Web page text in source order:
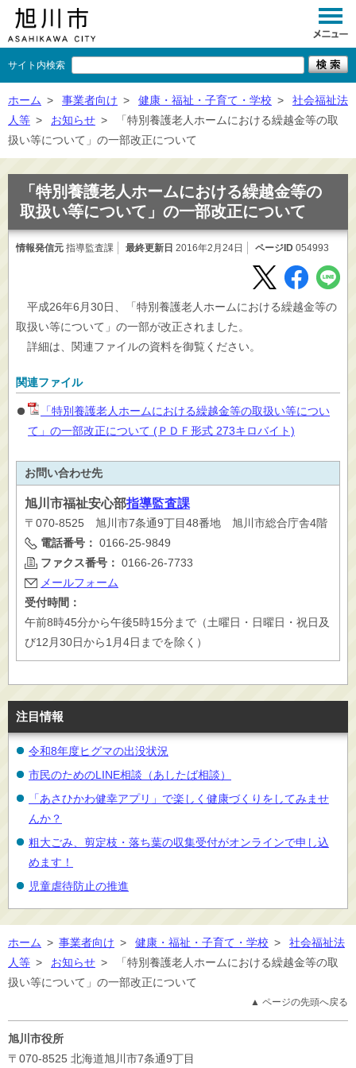
サイト内検索
くらし
事業者向け
施設一覧
ホーム > 事業者向け > 健康・福祉・子育て・学校 >
社会福祉法
人等 > お知らせ >
「特別養護老人ホームにおける繰越金等の取
扱い等について」の一部改正について
「特別養護老人ホームにおける繰越金等の
取扱い等について」の一部改正について
情報発信元 指導監査課 最終更新日 2016年2月24日 ページID 054993
平成26年6月30日、「特別養護老人ホームにおける繰越金等の
取扱い等について」の一部が改正されました。
詳細は、関連ファイルの資料を御覧ください。
関連ファイル
「特別養護老人ホームにおける繰越金等の取扱い等につい
て」の一部改正について (ＰＤＦ形式 273キロバイト)
お問い合わせ先
旭川市福祉安心部指導監査課
〒070-8525 旭川市7条通9丁目48番地 旭川市総合庁舎4階
電話番号： 0166-25-9849
ファクス番号： 0166-26-7733
メールフォーム
受付時間：
午前8時45分から午後5時15分まで（土曜日・日曜日・祝日及
び12月30日から1月4日までを除く）
注目情報
令和8年度ヒグマの出没状況
市民のためのLINE相談（あしたば相談）
「あさひかわ健幸アプリ」で楽しく健康づくりをしてみませ
んか？
粗大ごみ、剪定枝・落ち葉の収集受付がオンラインで申し込
めます！
児童虐待防止の推進
ホーム > 事業者向け > 健康・福祉・子育て・学校 >
社会福祉法
人等 > お知らせ >
「特別養護老人ホームにおける繰越金等の取
扱い等について」の一部改正について
▲ ページの先頭へ戻る
旭川市役所
〒070-8525 北海道旭川市7条通9丁目